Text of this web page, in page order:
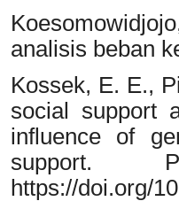
analisis beban
Kossek, E. E.,
social support
influence of
support.
https://doi.org/